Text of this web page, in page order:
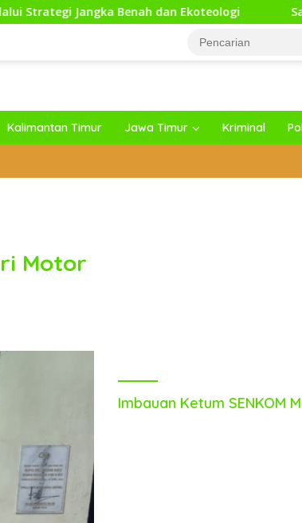
dan Ekoteologi Sambut HUT Kodam
Kalimantan Timur Jawa Timur Kriminal
Motor
Imbauan Ketum SENKOM